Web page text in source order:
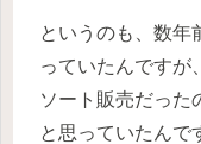
というのも、数年
っていたんですが
ソート販売だった
と思っていたんで